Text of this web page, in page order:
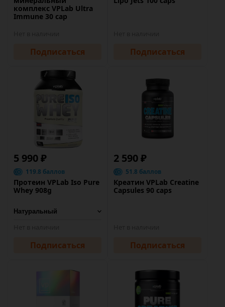
комплекс VPLab Ultra
Immune 30 cap
Подписаться Подписаться
5 990 ₽
119.8 баллов
Протеин VPLab Iso Pure
Whey 908g
Подписаться
2 590 ₽
51.8 баллов
Креатин VPLab Creatine
Capsules 90 caps
Подписаться